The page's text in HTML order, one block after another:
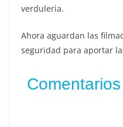
verdulerìa.
Ahora aguardan las
seguridad para aportar
Comentarios